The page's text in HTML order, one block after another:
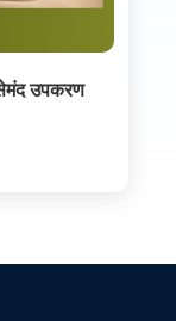
उपकरण